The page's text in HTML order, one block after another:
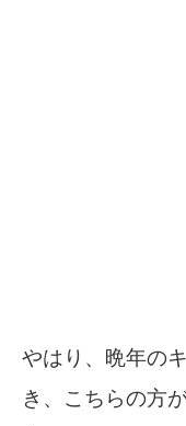
やはり、晩年の
き、こちらの方